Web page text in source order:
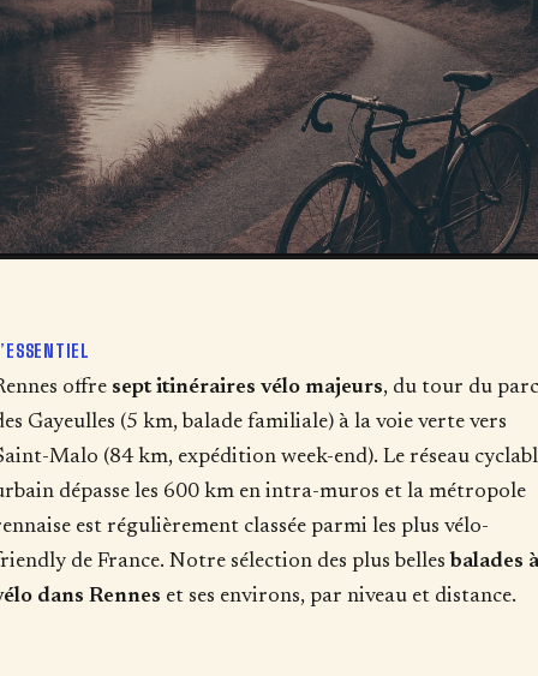
offre sept itinéraires vélo majeurs, du tour du parc
Gayeulles (5 km, balade familiale) à la voie verte vers
Malo (84 km, expédition week-end). Le réseau
dépasse les 600 km en intra-muros et la métropole
est régulièrement classée parmi les plus vélo-
de France. Notre sélection des plus belles balades à
dans Rennes et ses environs, par niveau et distance.